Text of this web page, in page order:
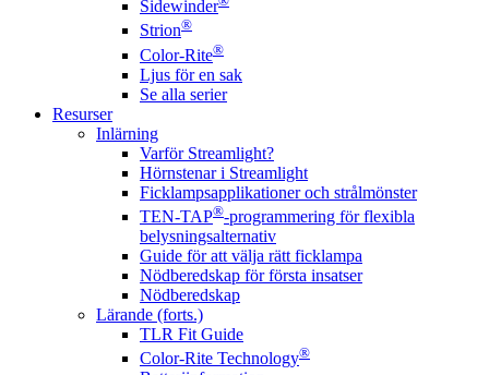
Sidewinder
Strion®
Color-Rite®
Ljus för en sak
Se alla serier
Resurser
Inlärning
Varför Streamlight?
Hörnstenar i Streamlight
Ficklampsapplikationer och strålmönster
TEN-TAP®-programmering för flexibla
belysningsalternativ
Guide för att välja rätt ficklampa
Nödberedskap för första insatser
Nödberedskap
Lärande (forts.)
TLR Fit Guide
Color-Rite Technology®